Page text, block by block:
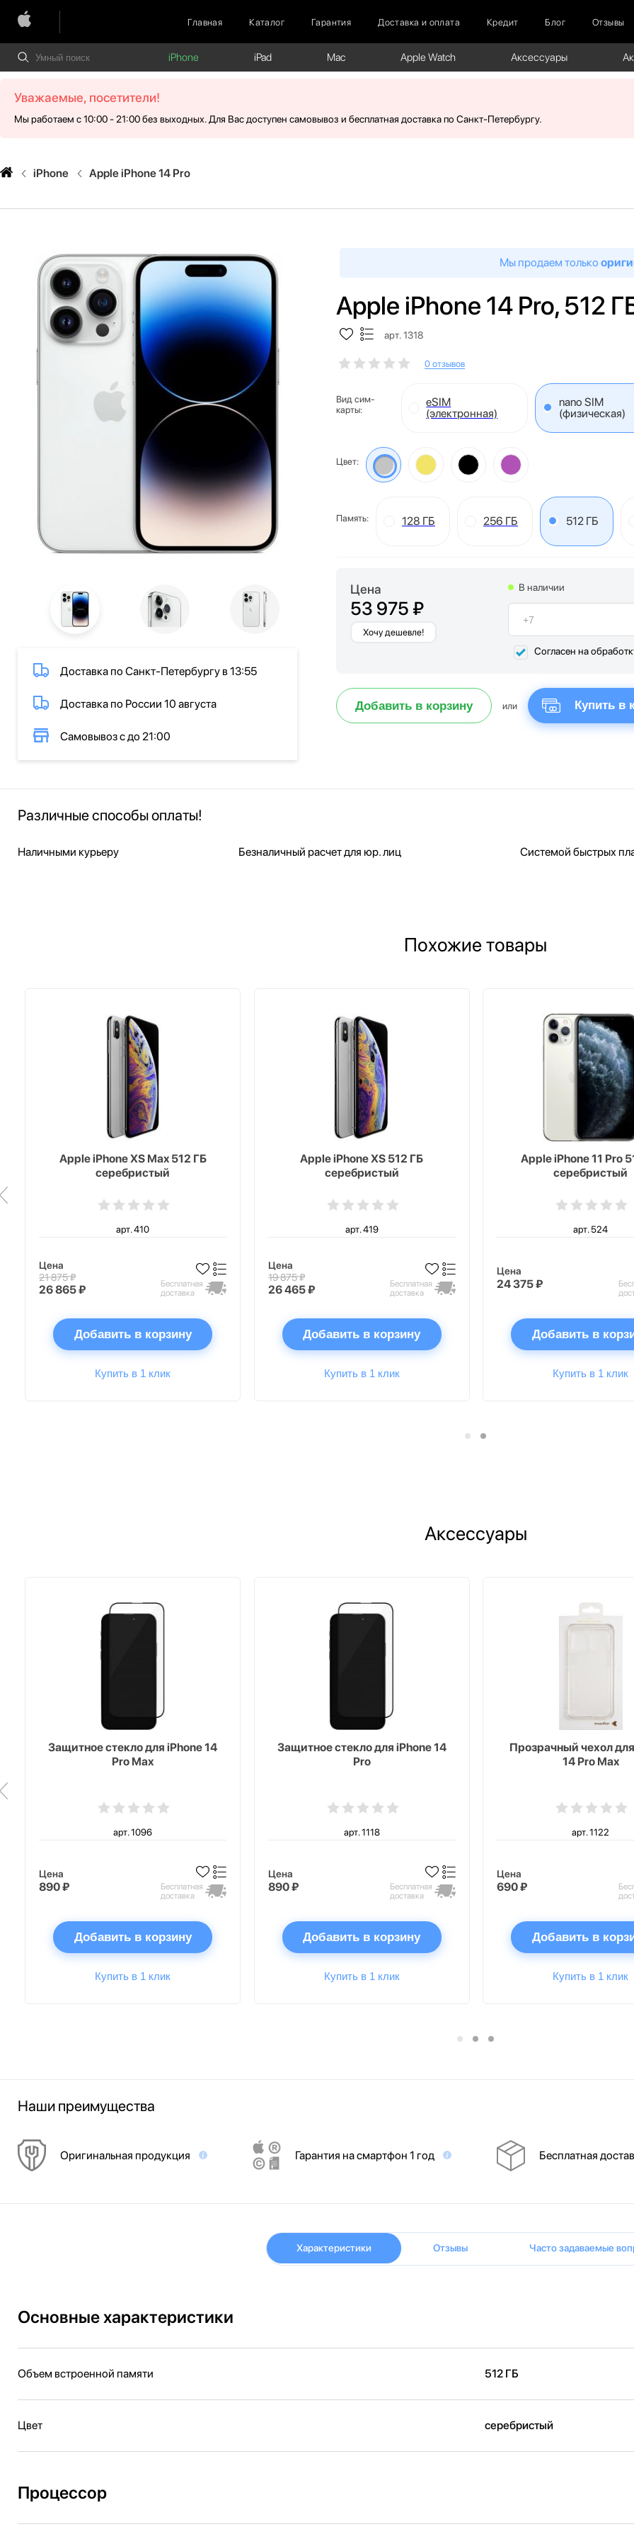
Главная Каталог Гарантия Доставка и оплата Кредит Блог Отзывы
iPhone iPad Mac Apple Watch Аксессуары
Уважаемые, посетители!
Мы работаем с 10:00 - 21:00 без выходных. Для Вас доступен самовывоз и бесплатная доставка по Санкт-Петербургу.
iPhone Apple iPhone 14 Pro
Доставка по Санкт-Петербургу в 13:55
Доставка по России 10 августа
Самовывоз с до 21:00
Мы продаем только
Apple iPhone 14 Pro, 512
арт. 1318
0 отзывов
Вид сим-
карты:
eSIM
(электронная)
nano SIM
(физическая)
Цвет:
Память: 128 ГБ 256 ГБ 512 ГБ
Цена
53 975 ₽
Хочу дешевле!
В наличии
Согласен на
Добавить в корзину или Купить в
Различные способы оплаты!
Наличными курьеру Безналичный расчет для юр. лиц Системой быстрых
Похожие товары
Apple iPhone XS Max 512 ГБ
серебристый
арт. 410
Цена
21 875 ₽
26 865 ₽
Бесплатная
доставка
Добавить в корзину
Купить в 1 клик
Apple iPhone XS 512 ГБ
серебристый
арт. 419
Цена
19 875 ₽
26 465 ₽
Бесплатная
доставка
Добавить в корзину
Купить в 1 клик
Apple iPhone 11 Pro
серебристый
арт. 524
Цена
24 375 ₽
Добавить в
Купить в 1 клик
Аксессуары
Защитное стекло для iPhone 14
Pro Max
арт. 1096
Цена
890 ₽
Бесплатная
доставка
Добавить в корзину
Купить в 1 клик
Защитное стекло для iPhone 14
Pro
арт. 1118
Цена
890 ₽
Бесплатная
доставка
Добавить в корзину
Купить в 1 клик
Прозрачный чехол
14 Pro Max
арт. 1122
Цена
690 ₽
Добавить в
Купить в 1 клик
Наши преимущества
Оригинальная продукция Гарантия на смартфон 1 год Бесплатная
Характеристики Отзывы Часто задаваемые
Основные характеристики
Объем встроенной памяти 512 ГБ
Цвет серебристый
Процессор